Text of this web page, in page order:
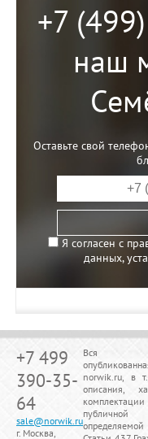
+7
наш
Оставьте свой
Я согласен с
данных,
+7 499
390-35-
64
sale@norwik.ru
г. Москва,
Вся
norwik.ru, в
описания,